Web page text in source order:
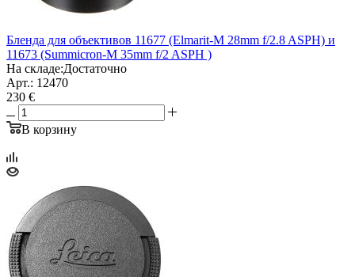
Бленда для объективов 11677 (Elmarit-M 28mm f/2.8 ASPH) и
11673 (Summicron-M 35mm f/2 ASPH )
На складе:Достаточно
Арт.: 12470
230 €
В корзину